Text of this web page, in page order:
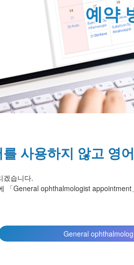
예약
사용하지 않고 영
겠습니다.
「General ophthalmologist appointment
General